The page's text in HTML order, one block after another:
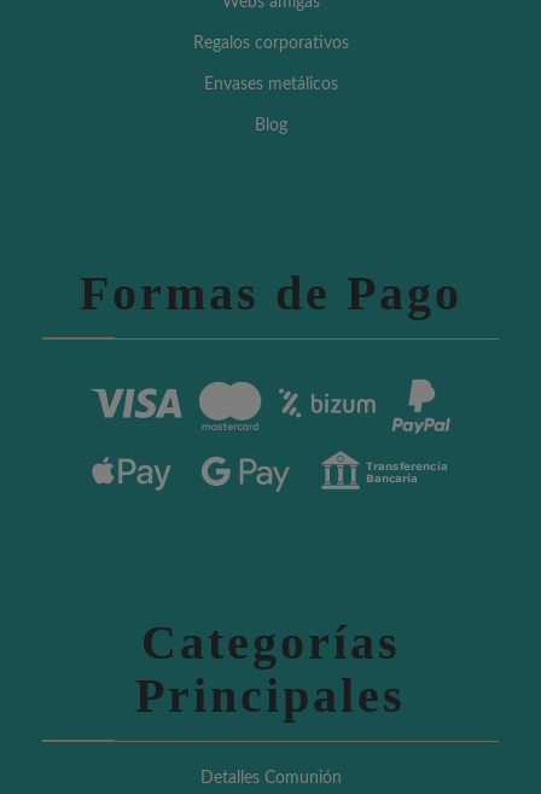
Regalos corporativos
Envases metálicos
Blog
Formas de Pago
Categorías
Principales
Detalles Comunión